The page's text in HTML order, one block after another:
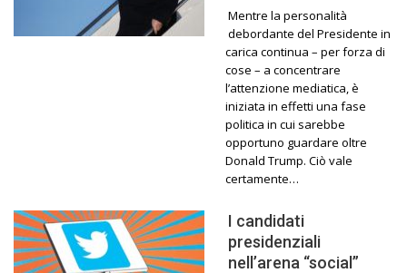
Mentre la personalità
debordante del Presidente in
carica continua – per forza di
cose – a concentrare
l’attenzione mediatica, è
iniziata in effetti una fase
politica in cui sarebbe
opportuno guardare oltre
Donald Trump. Ciò vale
certamente…
I candidati
presidenziali
nell’arena “social”